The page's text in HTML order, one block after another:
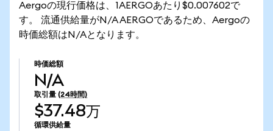
Aergoの現行価格は、1AERGOあたり$0.007602で
す。 流通供給量がN/A AERGOであるため、Aergoの
時価総額はN/Aとなります。
時価総額
N/A
取引量 (24時間)
$37.48万
循環供給量